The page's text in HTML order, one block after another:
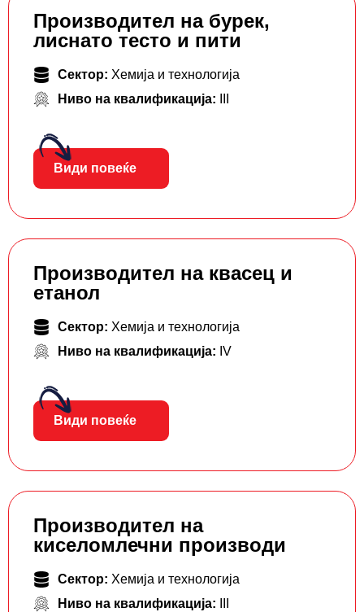
Производител на бурек,
лиснато тесто и пити
Сектор: Хемија и технологија
Ниво на квалификација:
Види повеќе
Производител на квасец и
етанол
Сектор: Хемија и технологија
Ниво на квалификација: IV
Види повеќе
Производител на
киселомлечни производи
Сектор: Хемија и технологија
Ниво на квалификација: